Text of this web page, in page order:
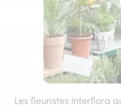
Les fleuristes Interflora